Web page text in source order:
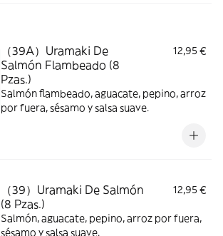
（39A）Uramaki De
Salmón Flambeado (8
Pzas.)
12,95 €
Salmón flambeado, aguacate, pepino, arroz
por fuera, sésamo y salsa suave.
（39）Uramaki De Salmón
(8 Pzas.)
12,95 €
Salmón, aguacate, pepino, arroz por fuera,
sésamo y salsa suave.